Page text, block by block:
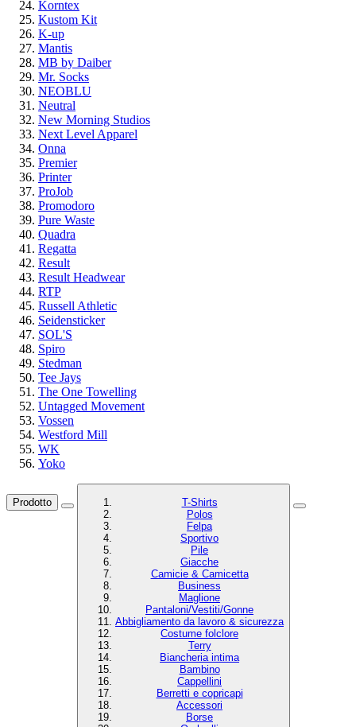
Korntex
Kustom Kit
K-up
Mantis
MB by Daiber
Mr. Socks
NEOBLU
Neutral
New Morning Studios
Next Level Apparel
Onna
Premier
Printer
ProJob
Promodoro
Pure Waste
Quadra
Regatta
Result
Result Headwear
RTP
Russell Athletic
Seidensticker
SOL'S
Spiro
Stedman
Tee Jays
The One Towelling
Untagged Movement
Vossen
Westford Mill
WK
Yoko
Prodotto
T-Shirts
Polos
Felpa
Sportivo
Pile
Giacche
Camicie & Camicetta
Business
Maglione
Pantaloni/Vestiti/Gonne
Abbigliamento da lavoro & sicurezza
Costume folclore
Terry
Biancheria intima
Bambino
Cappellini
Berretti e copricapi
Accessori
Borse